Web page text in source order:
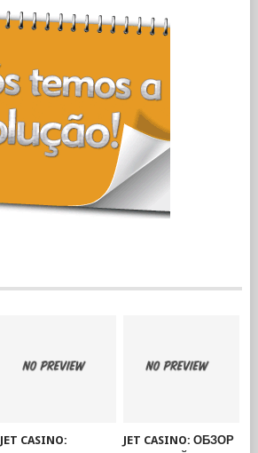
JET CASINO:
JET CASINO: ОБЗОР